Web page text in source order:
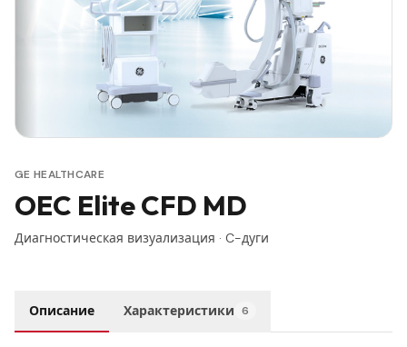
GE HEALTHCARE
OEC Elite CFD MD
Диагностическая визуализация · C-дуги
Описание Характеристики 6